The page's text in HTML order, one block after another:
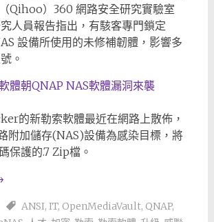
Qihoo）360 網路安全研究實驗室
人員報告指出，有駭客專門鎖定
設備所使用的未修補韌體，影響多
。
體朝QNAP NAS軟體漏洞來襲
的新勒索軟體最近在網路上散佈，
附加儲存(NAS)設備為感染目標，將
保護的.7 Zip檔。
ANSI, IT, OpenMediaVault, QNAP,